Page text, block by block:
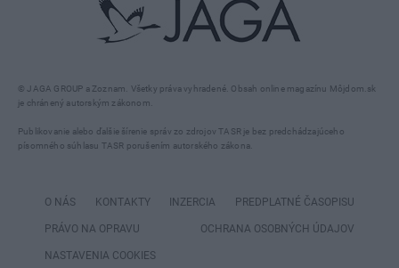
© JAGA GROUP a Zoznam. Všetky práva vyhradené. Obsah online magazínu Môjdom.sk
je chránený autorským zákonom.
Publikovanie alebo ďalšie šírenie správ zo zdrojov TASR je bez predchádzajúceho
písomného súhlasu TASR porušením autorského zákona.
O NÁS KONTAKTY INZERCIA PREDPLATNÉ ČASOPISU
PRÁVO NA OPRAVU OCHRANA OSOBNÝCH ÚDAJOV
NASTAVENIA COOKIES